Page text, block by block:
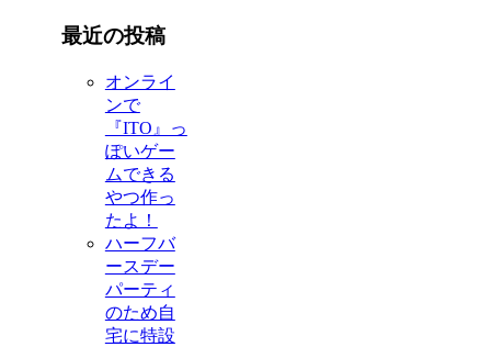
最近の投稿
オンライ
ンで
『ITO』っ
ぽいゲー
ムできる
やつ作っ
たよ！
ハーフバ
ースデー
パーティ
のため自
宅に特設